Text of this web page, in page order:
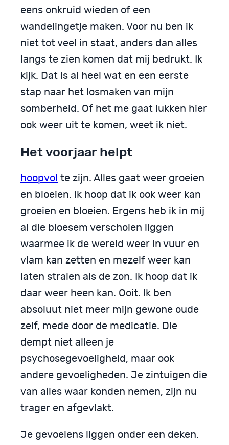
eens onkruid wieden of een
wandelingetje maken. Voor nu ben ik
niet tot veel in staat, anders dan alles
langs te zien komen dat mij bedrukt. Ik
kijk. Dat is al heel wat en een eerste
stap naar het losmaken van mijn
somberheid. Of het me gaat lukken hier
ook weer uit te komen, weet ik niet.
Het voorjaar helpt
hoopvol te zijn. Alles gaat weer groeien
en bloeien. Ik hoop dat ik ook weer kan
groeien en bloeien. Ergens heb ik in mij
al die bloesem verscholen liggen
waarmee ik de wereld weer in vuur en
vlam kan zetten en mezelf weer kan
laten stralen als de zon. Ik hoop dat ik
daar weer heen kan. Ooit. Ik ben
absoluut niet meer mijn gewone oude
zelf, mede door de medicatie. Die
dempt niet alleen je
psychosegevoeligheid, maar ook
andere gevoeligheden. Je zintuigen die
van alles waar konden nemen, zijn nu
trager en afgevlakt.
Je gevoelens liggen onder een deken.